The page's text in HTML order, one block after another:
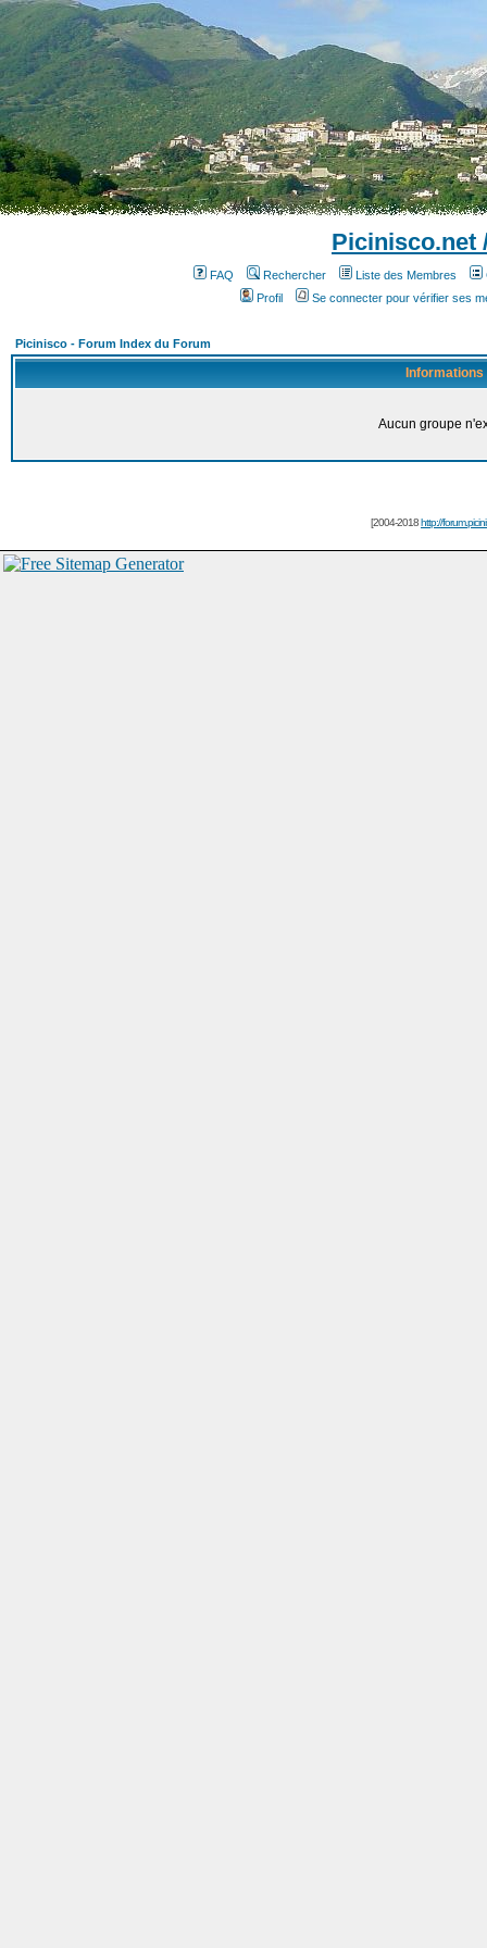
Picinisco.net
FAQ Rechercher Liste des Membres
Profil
Se connecter pour vérifier ses
Picinisco - Forum Index du Forum
Informations
Aucun groupe
[2004-2018http://